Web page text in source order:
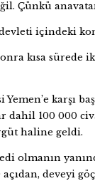
Çünkü
içindeki
sonra kısa
karşı
100 000
haline geldi.
olmanın
deveyi